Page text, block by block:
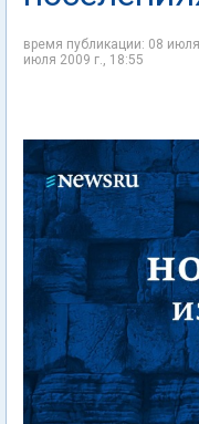
время публикации: 08
июля 2009 г., 18:55